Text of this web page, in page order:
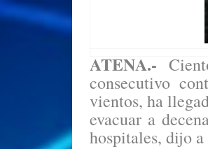
ATENA.-
consecutivo
vientos, ha
evacuar a
hospitales, dijo